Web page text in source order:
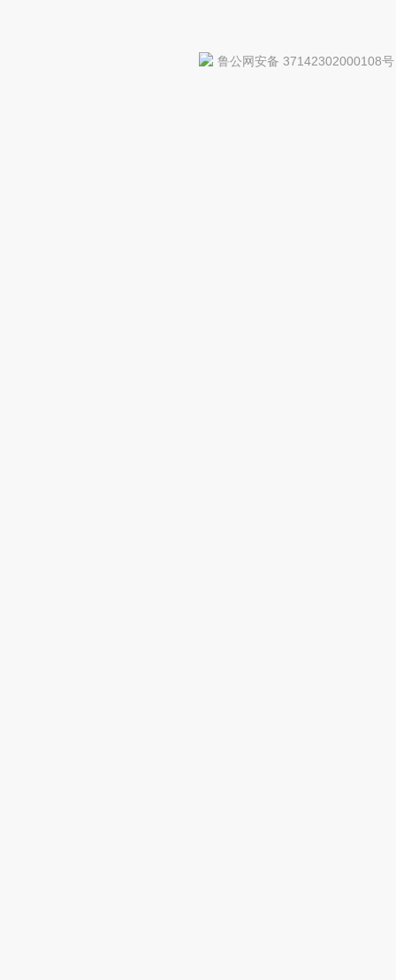
鲁公网安备 37142302000108号